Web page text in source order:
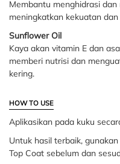
Membantu menghidrasi
meningkatkan kekuatan
Sunflower Oil
Kaya akan vitamin E dan
memberi nutrisi dan
kering.
HOW TO USE
Aplikasikan pada kuku
Untuk hasil terbaik,
Top Coat sebelum dan